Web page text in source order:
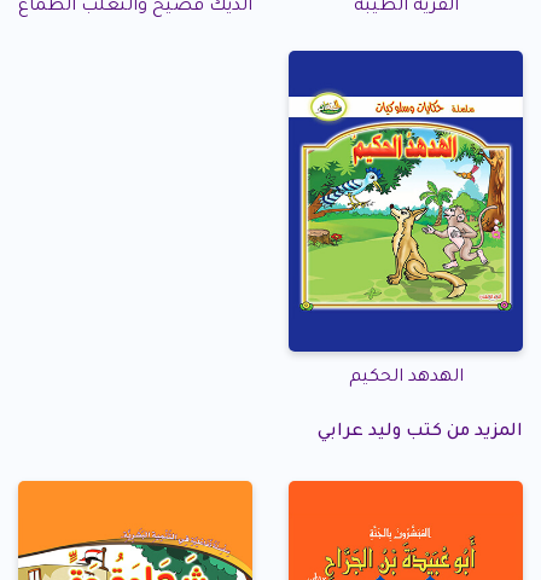
القرية الطيبة الديك فصيح والثعلب الطماع
الهدهد الحكيم
المزيد من كتب وليد عرابي